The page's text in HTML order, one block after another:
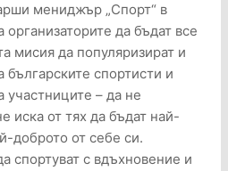
мениджър „Спорт“ в
да бъдат все
мисия да популяризират и
българските спортисти и
участниците – да не
иска от тях да бъдат най-
доброто от себе си.
спортуват с вдъхновение и